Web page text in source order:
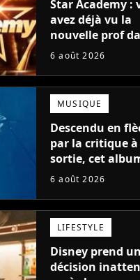
Star Academy :
avez déjà vu la
nouvelle prof
The Voice et aux
6 août 2026
MUSIQUE
Descendu en
par la critique à
sortie, cet
en train de
auteur
6 août 2026
LIFESTYLE
Disney prend
décision